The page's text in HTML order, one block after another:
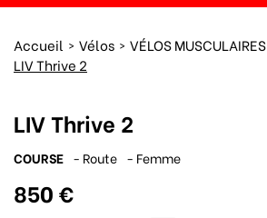
Accueil Vélos VÉLOS MUSCULAIRES
LIV Thrive 2
LIV Thrive 2
COURSE - Route - Femme
850 €